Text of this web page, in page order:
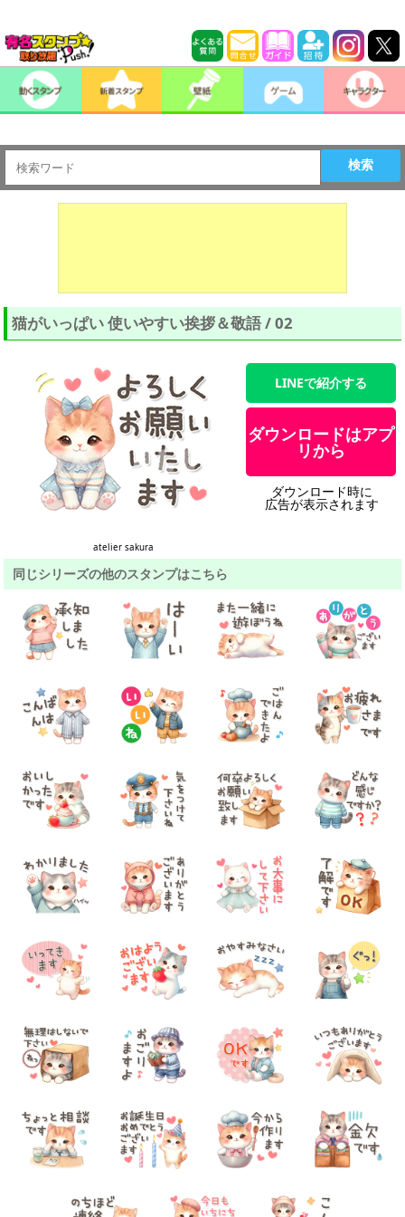
検索
猫がいっぱい 使いやすい挨拶＆敬語 / 02
atelier sakura
LINEで紹介する
ダウンロードはアプ
リから
ダウンロード時に
広告が表示されます
同じシリーズの他のスタンプはこちら